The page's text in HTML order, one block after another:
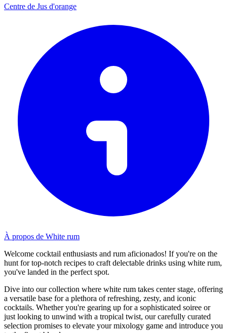
Centre de Jus d'orange
À propos de White rum
Welcome cocktail enthusiasts and rum aficionados! If you're on the
hunt for top-notch recipes to craft delectable drinks using white rum,
you've landed in the perfect spot.
Dive into our collection where white rum takes center stage, offering
a versatile base for a plethora of refreshing, zesty, and iconic
cocktails. Whether you're gearing up for a sophisticated soiree or
just looking to unwind with a tropical twist, our carefully curated
selection promises to elevate your mixology game and introduce you